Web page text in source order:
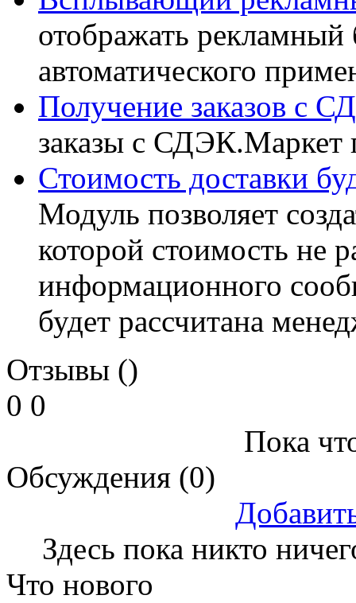
отображать
автоматического
Получение заказов с
заказы с СДЭК.Маркет
Стоимость доставки
Модуль позволяет
которой стоимость не
информационного
будет рассчитана
Отзывы ()
0 0
Пока
Обсуждения (0)
Здесь пока никто
Что нового